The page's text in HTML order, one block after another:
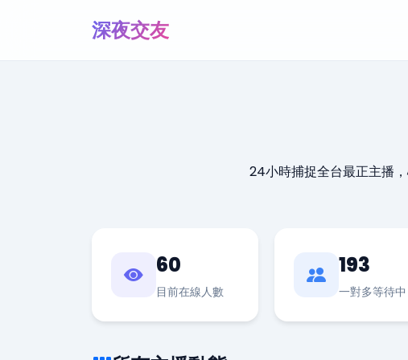
深夜交友
24小時捕捉全台最正主播
60
目前在線人數
193
一對多等待中